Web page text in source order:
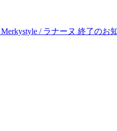
Merkystyle / ラナーヌ 終了のお